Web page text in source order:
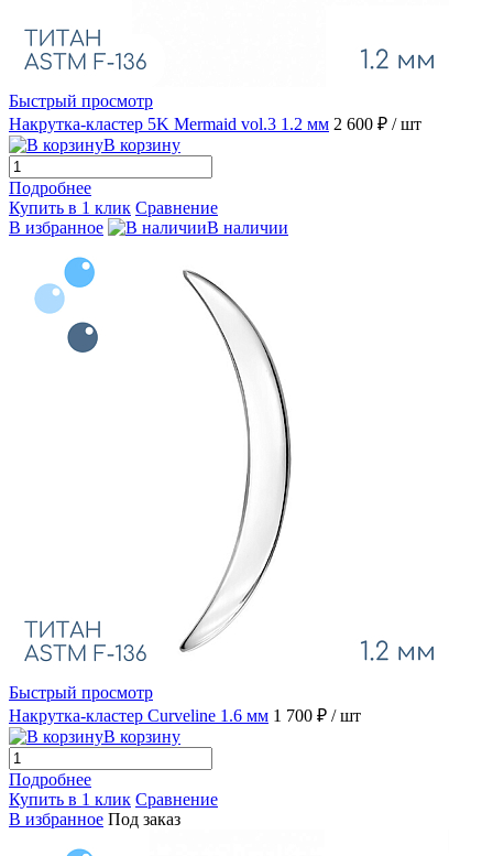
Быстрый просмотр
Накрутка-кластер 5K Mermaid vol.3 1.2 мм 2 600 ₽ / шт
В корзину
Подробнее
Купить в 1 клик Сравнение
В избранное
В наличии
Быстрый просмотр
Накрутка-кластер Curveline 1.6 мм 1 700 ₽ / шт
В корзину
Подробнее
Купить в 1 клик Сравнение
В избранное Под заказ